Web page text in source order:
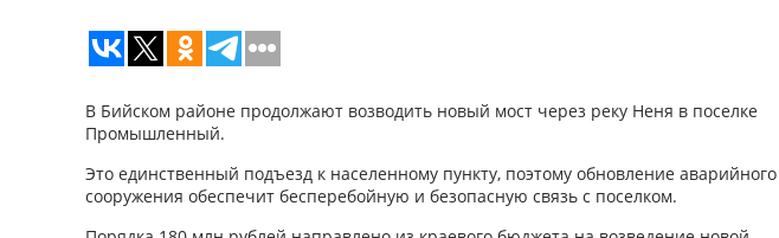
В Бийском районе продолжают возводить новый мост через реку Неня в поселке
Промышленный.
Это единственный подъезд к населенному пункту, поэтому обновление аварийного
сооружения обеспечит бесперебойную и безопасную связь с поселком.